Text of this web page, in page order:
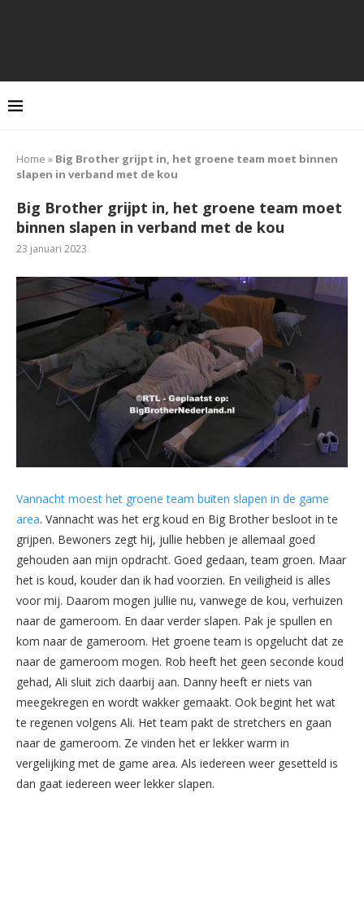
Home » Big Brother grijpt in, het groene team moet binnen
slapen in verband met de kou
Big Brother grijpt in, het groene team moet
binnen slapen in verband met de kou
23 januari 2023
Vannacht moest het groene team buiten slapen in de game
area. Vannacht was het erg koud en Big Brother besloot in te
grijpen. Bewoners zegt hij, jullie hebben je allemaal goed
gehouden aan mijn opdracht. Goed gedaan, team groen. Maar
het is koud, kouder dan ik had voorzien. En veiligheid is alles
voor mij. Daarom mogen jullie nu, vanwege de kou, verhuizen
naar de gameroom. En daar verder slapen. Pak je spullen en
kom naar de gameroom. Het groene team is opgelucht dat ze
naar de gameroom mogen. Rob heeft het geen seconde koud
gehad, Ali sluit zich daarbij aan. Danny heeft er niets van
meegekregen en wordt wakker gemaakt. Ook begint het wat
te regenen volgens Ali. Het team pakt de stretchers en gaan
naar de gameroom. Ze vinden het er lekker warm in
vergelijking met de game area. Als iedereen weer gesetteld is
dan gaat iedereen weer lekker slapen.